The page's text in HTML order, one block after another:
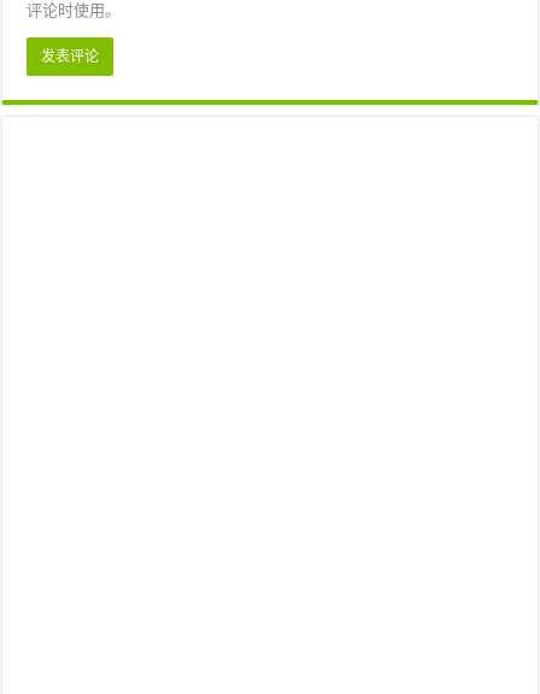
评论时使用。